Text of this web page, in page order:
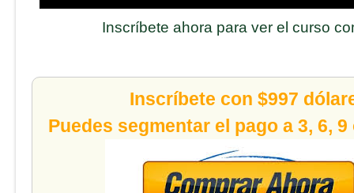
Inscríbete ahora para ver el curso
Inscríbete con $997
Puedes segmentar el pago a 3, 6, 9